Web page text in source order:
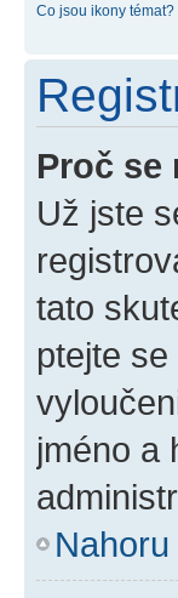
Co jsou ikony témat?
Proč se
Už jste
tato
ptejte
jméno a
Nahoru